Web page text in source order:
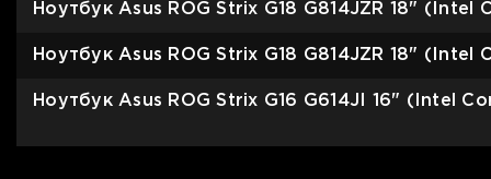
Ноутбук Asus ROG Strix G18 G814JZR 18"
Ноутбук Asus ROG Strix G18 G814JZR 18"
Ноутбук Asus ROG Strix G16 G614JI 16" (Intel